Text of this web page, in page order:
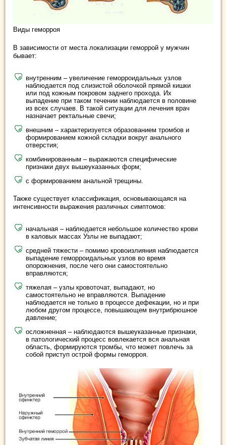
Виды геморроя
В зависимости от места локализации геморрой у мужчин
бывает:
внутренним – увеличение геморроидальных узлов
наблюдается под слизистой оболочкой прямой кишки
или под кожным покровом заднего прохода. Их
выпадение при таком течении наблюдается в половине
из всех случаев. В такой ситуации для лечения врач
назначает ректальные свечи;
внешним – характеризуется образованием тромбов и
формированием кожной складки вокруг анального
отверстия;
комбинированным – выражаются специфические
признаки двух вышеуказанных форм;
с формированием анальной трещины.
Также существует классификация, основывающаяся на
интенсивности выражения различных симптомов:
начальная – наблюдается небольшое количество крови
в каловых массах Узлы не выпадают;
средней тяжести – помимо кровоизлияния наблюдается
выпадение геморроидальных узлов во время
опорожнения, после чего они самостоятельно
вправляются;
тяжелая – узлы кровоточат, выпадают, но
самостоятельно не вправляются. Выпадение
наблюдается не только в процессе дефекации, но и при
любом другом процессе, повышающем внутрибрюшное
давление;
осложненная – наблюдаются вышеуказанные признаки,
в патологический процесс вовлекается вся анальная
область, формируются тромбы, что может повлечь за
собой приступ острой формы геморроя.